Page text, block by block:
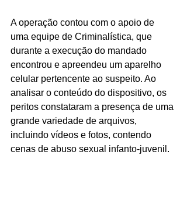
A operação contou com o apoio de
uma equipe de Criminalística, que
durante a execução do mandado
encontrou e apreendeu um aparelho
celular pertencente ao suspeito. Ao
analisar o conteúdo do dispositivo, os
peritos constataram a presença de uma
grande variedade de arquivos,
incluindo vídeos e fotos, contendo
cenas de abuso sexual infanto-juvenil.